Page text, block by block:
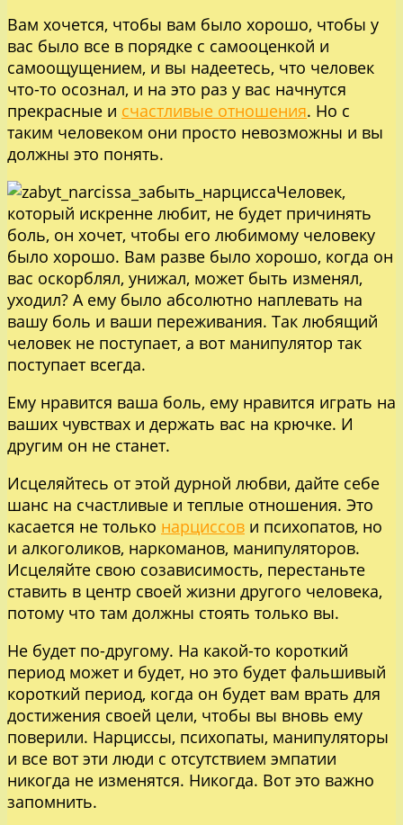
Вам хочется, чтобы вам было хорошо, чтобы у
вас было все в порядке с самооценкой и
самоощущением, и вы надеетесь, что человек
что-то осознал, и на это раз у вас начнутся
прекрасные и счастливые отношения. Но с
таким человеком они просто невозможны и вы
должны это понять.
Человек,
который искренне любит, не будет причинять
боль, он хочет, чтобы его любимому человеку
было хорошо. Вам разве было хорошо, когда он
вас оскорблял, унижал, может быть изменял,
уходил? А ему было абсолютно наплевать на
вашу боль и ваши переживания. Так любящий
человек не поступает, а вот манипулятор так
поступает всегда.
Ему нравится ваша боль, ему нравится играть на
ваших чувствах и держать вас на крючке. И
другим он не станет.
Исцеляйтесь от этой дурной любви, дайте себе
шанс на счастливые и теплые отношения. Это
касается не только нарциссов и психопатов, но
и алкоголиков, наркоманов, манипуляторов.
Исцеляйте свою созависимость, перестаньте
ставить в центр своей жизни другого человека,
потому что там должны стоять только вы.
Не будет по-другому. На какой-то короткий
период может и будет, но это будет фальшивый
короткий период, когда он будет вам врать для
достижения своей цели, чтобы вы вновь ему
поверили. Нарциссы, психопаты, манипуляторы
и все вот эти люди с отсутствием эмпатии
никогда не изменятся. Никогда. Вот это важно
запомнить.